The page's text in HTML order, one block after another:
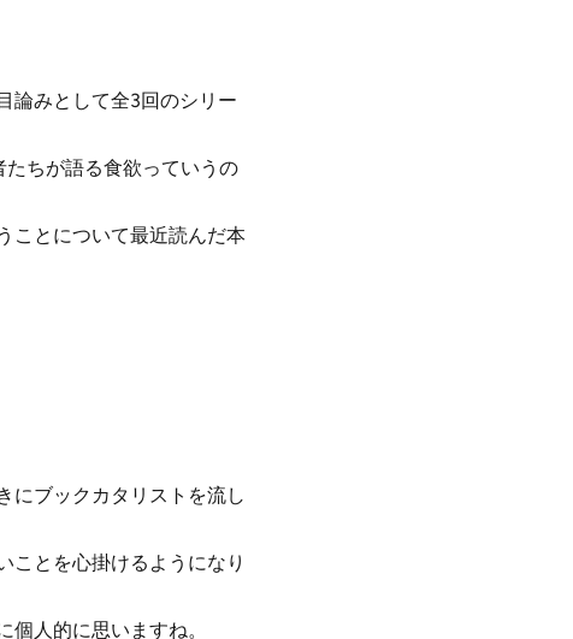
論みとして全3回のシリー
ちが語る食欲っていうの
ことについて最近読んだ本
にブックカタリストを流し
ことを心掛けるようになり
人的に思いますね。